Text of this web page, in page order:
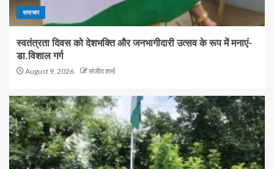
समाचार
स्वतंत्रता दिवस को देशभक्ति और जनभागीदारी उत्सव के रूप में मनाएं-
डा.विशाल गर्ग
August 9, 2026 संजीव शर्मा